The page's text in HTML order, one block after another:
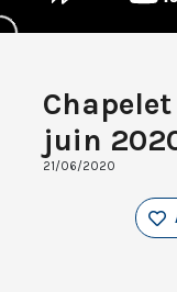
juin
21/06/2020